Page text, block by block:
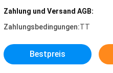
Zahlung und Versand AGB:
Zahlungsbedingungen:TT
Bestpreis